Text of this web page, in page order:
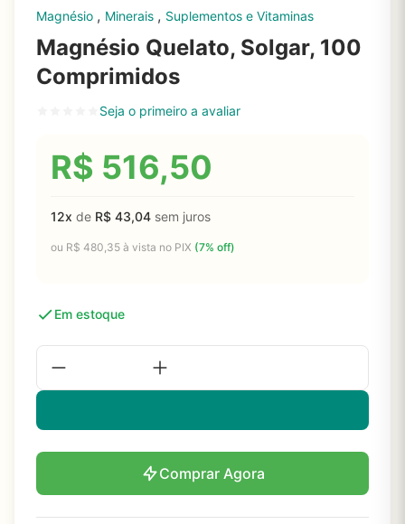
Magnésio , Minerais , Suplementos e Vitaminas
Magnésio Quelato, Solgar, 100
Comprimidos
Seja o primeiro a avaliar
R$ 516,50
12x de R$ 43,04 sem juros
ou R$ 480,35 à vista no PIX (7% off)
Em estoque
Comprar Agora